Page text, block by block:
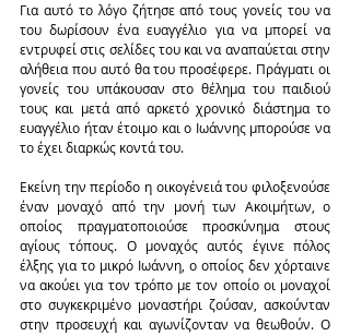
Για αυτό το λόγο ζήτησε από τους γονείς του να
του δωρίσουν ένα ευαγγέλιο για να μπορεί να
εντρυφεί στις σελίδες του και να αναπαύεται στην
αλήθεια που αυτό θα του προσέφερε. Πράγματι οι
γονείς του υπάκουσαν στο θέλημα του παιδιού
τους και μετά από αρκετό χρονικό διάστημα το
ευαγγέλιο ήταν έτοιμο και ο Ιωάννης μπορούσε να
το έχει διαρκώς κοντά του.
Εκείνη την περίοδο η οικογένειά του φιλοξενούσε
έναν μοναχό από την μονή των Ακοιμήτων, ο
οποίος πραγματοποιούσε προσκύνημα στους
αγίους τόπους. Ο μοναχός αυτός έγινε πόλος
έλξης για το μικρό Ιωάννη, ο οποίος δεν χόρταινε
να ακούει για τον τρόπο με τον οποίο οι μοναχοί
στο συγκεκριμένο μοναστήρι ζούσαν, ασκούνταν
στην προσευχή και αγωνίζονταν να θεωθούν. Ο